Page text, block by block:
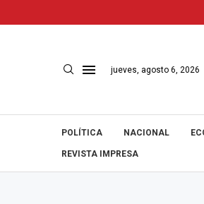
jueves, agosto 6, 2026
POLÍTICA NACIONAL
REVISTA IMPRESA